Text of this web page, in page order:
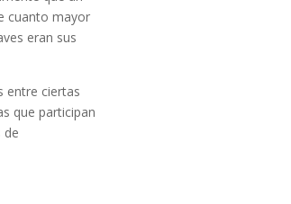
cuanto mayor
eran sus
entre ciertas
que participan
de